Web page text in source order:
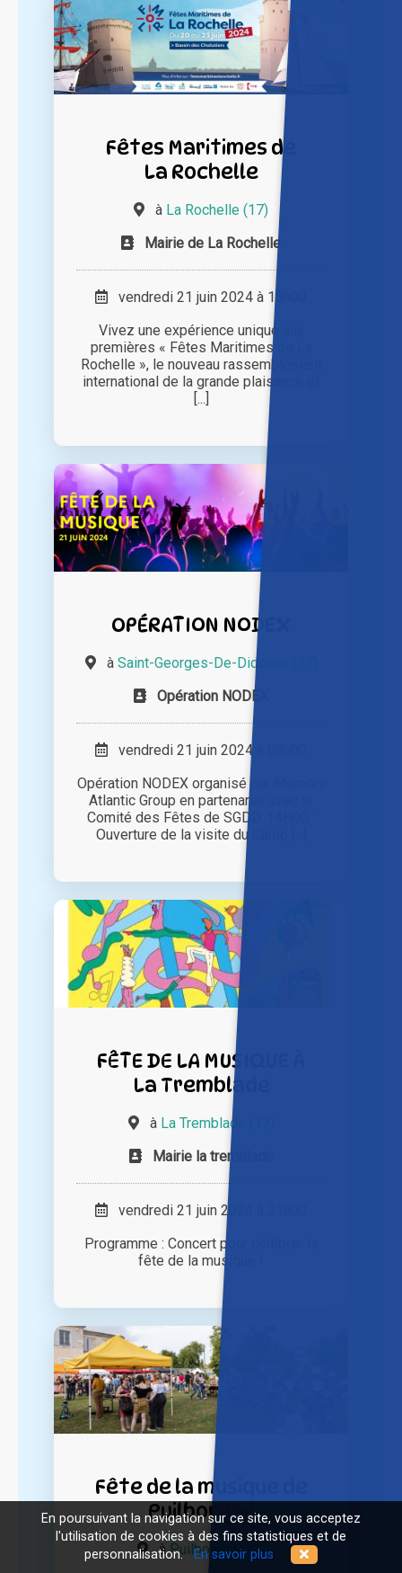
Fêtes Maritimes de
La Rochelle
à La Rochelle (17)
Mairie de La Rochelle
vendredi 21 juin 2024 à 18h00
Vivez une expérience unique aux
premières « Fêtes Maritimes de La
Rochelle », le nouveau rassemblement
international de la grande plaisance et
[...]
OPÉRATION NODEX
à Saint-Georges-De-Didonne (17)
Opération NODEX
vendredi 21 juin 2024 à 08h00
Opération NODEX organisé par Memory
Atlantic Group en partenariat avec le
Comité des Fêtes de SGDD. 14H00 :
Ouverture de la visite du Camp [...]
FÊTE DE LA MUSIQUE À
La Tremblade
à La Tremblade (17)
Mairie la tremblade
vendredi 21 juin 2024 à 21h00
Programme : Concert pour célébrer la
fête de la musique !
Fête de la musique de
Puilboreau
àPuilboreau (17)
En poursuivant la navigation sur ce site, vous acceptez
l'utilisation de cookies à des fins statistiques et de
personnalisation.En savoir plus